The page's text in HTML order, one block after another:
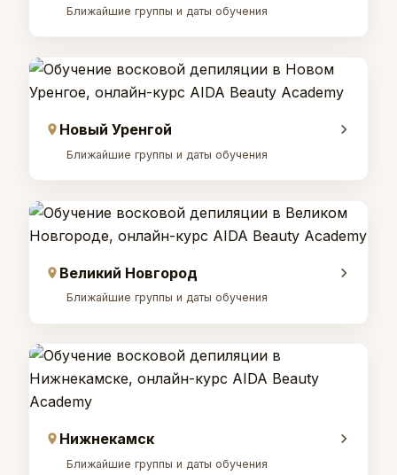
Ближайшие группы и даты обучения
Новый Уренгой
Ближайшие группы и даты обучения
Великий Новгород
Ближайшие группы и даты обучения
Нижнекамск
Ближайшие группы и даты обучения